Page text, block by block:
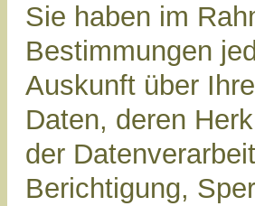
Sie haben im
Bestimmungen
Auskunft über
Daten, deren
der
Berichtigung,